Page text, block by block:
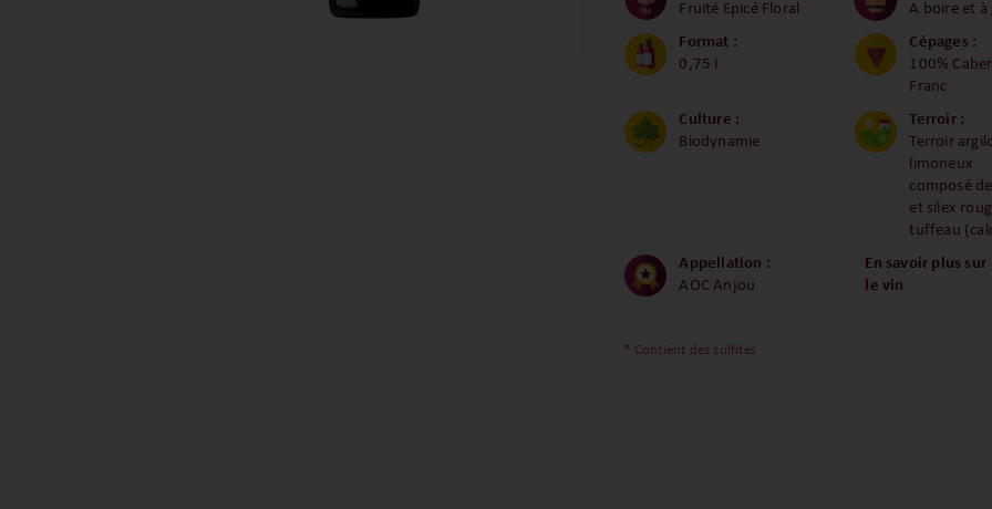
Fruité Epicé Floral
A boire et à
Format :
0,75 l
Cépages :
100%
Franc
Culture :
Biodynamie
Terroir :
Terroir
limoneux
composé
et silex
tuffeau
Appellation :
AOC Anjou
En savoir plus sur
le vin
* Contient des sulfites